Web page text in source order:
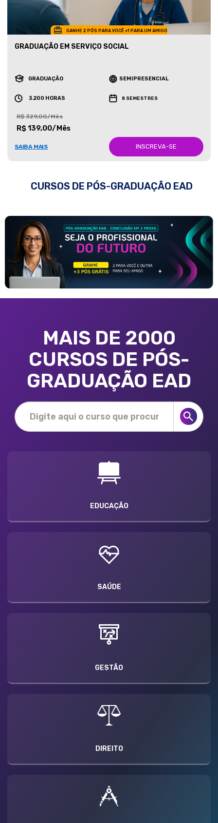
GANHE 2 PÓS PARA VOCÊ +1 PARA UM AMIGO
GRADUAÇÃO EM SERVIÇO SOCIAL
GRADUAÇÃO SEMIPRESENCIAL
3.200 HORAS 8 SEMESTRES
R$ 329,00/Mês
R$ 139,00/Mês
SAIBA MAIS INSCREVA-SE
CURSOS DE PÓS-GRADUAÇÃO EAD
MAIS DE 2000
CURSOS DE PÓS-
GRADUAÇÃO EAD
EDUCAÇÃO
SAÚDE
GESTÃO
DIREITO